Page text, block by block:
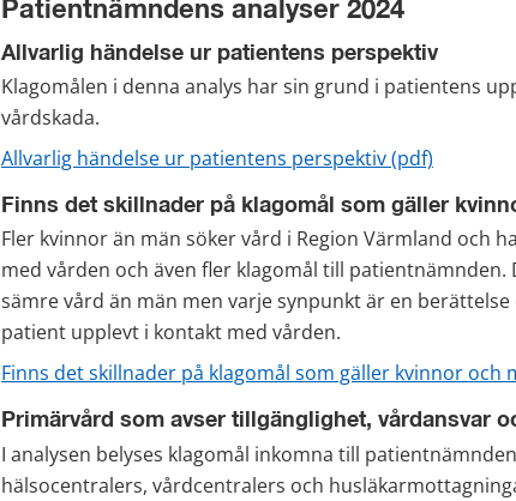
Patientnämndens analyser 2024
Allvarlig händelse ur patientens perspektiv
Klagomålen i denna analys har sin grund i patientens
vårdskada.
Allvarlig händelse ur patientens perspektiv (pdf)
Finns det skillnader på klagomål som gäller
Fler kvinnor än män söker vård i Region Värmland och
med vården och även fler klagomål till
sämre vård än män men varje synpunkt är en
patient upplevt i kontakt med vården.
Finns det skillnader på klagomål som gäller kvinnor och
Primärvård som avser tillgänglighet, vårdansvar
I analysen belyses klagomål inkomna till
hälsocentralers, vårdcentralers och